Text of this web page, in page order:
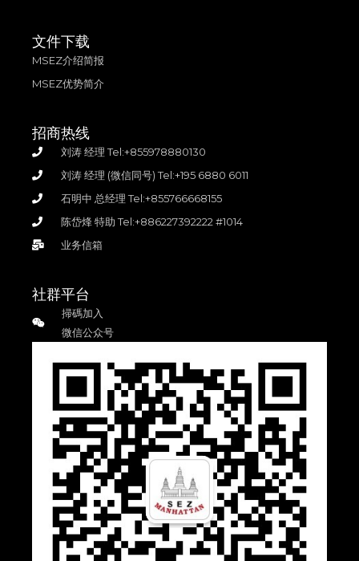
文件下载
MSEZ介绍简报
MSEZ优势简介
招商热线
刘涛 经理 Tel:+855978880130
刘涛 经理 (微信同号) Tel:+195 6880 6011
石明中 总经理 Tel:+855766668155
陈岱烽 特助 Tel:+886227392222 #1014
业务信箱
社群平台
掃碼加入
微信公众号